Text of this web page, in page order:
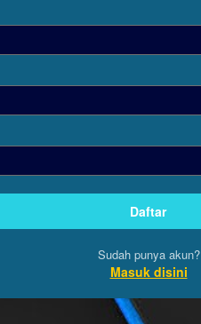
Sudah punya akun?
Masuk disini